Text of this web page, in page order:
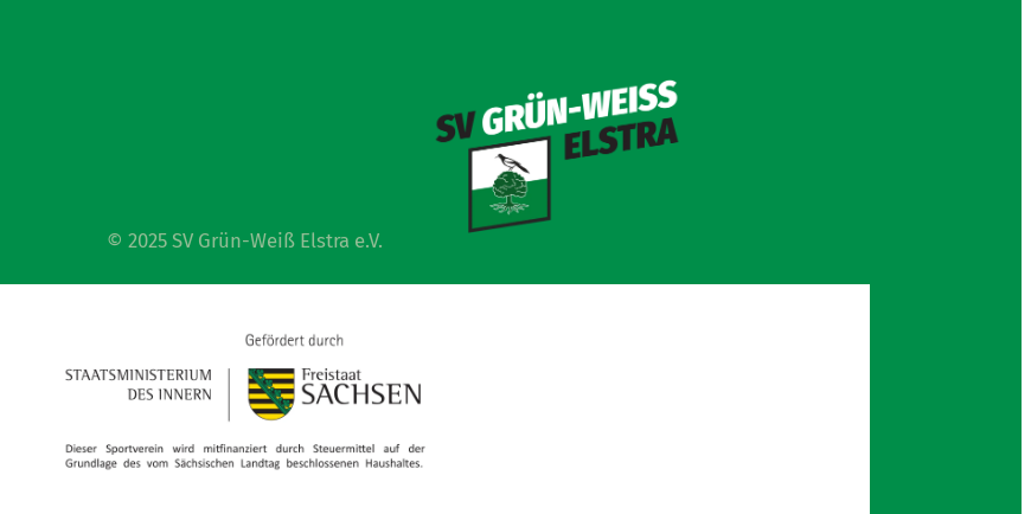
© 2025 SV Grün-Weiß Elstra e.V.